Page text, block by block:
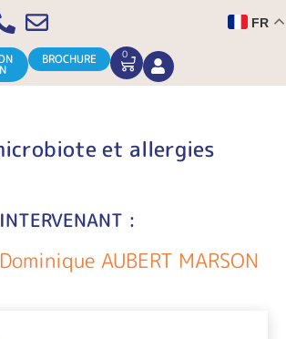
FR
BROCHURE 0
CART
et allergies
INTERVENANT :
Dominique AUBERT MARSON